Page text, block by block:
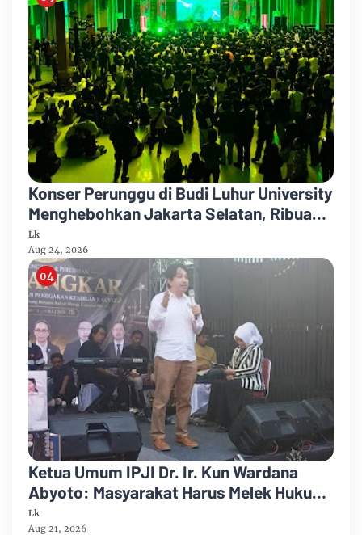
Konser Perunggu di Budi Luhur University
Menghebohkan Jakarta Selatan, Ribuan
Penonton Larut dalam Euforia!
Lk
Aug 24, 2026
Ketua Umum IPJI Dr. Ir. Kun Wardana
Abyoto: Masyarakat Harus Melek Hukum
dan Melek Teknologi di Era AI
Lk
Aug 21, 2026